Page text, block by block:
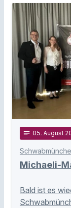
notes 05. August
Michaeli-
Bald ist es